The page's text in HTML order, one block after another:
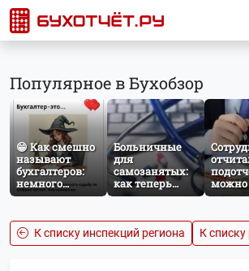
Популярное в Бухобзор
😁 Как смешно
называют
бухгалтеров:
немного
профессионального
Больничные
для
самозанятых:
как теперь
работает
социальное
страхование по
НПД
можно
К списку инспекций региона
К списку